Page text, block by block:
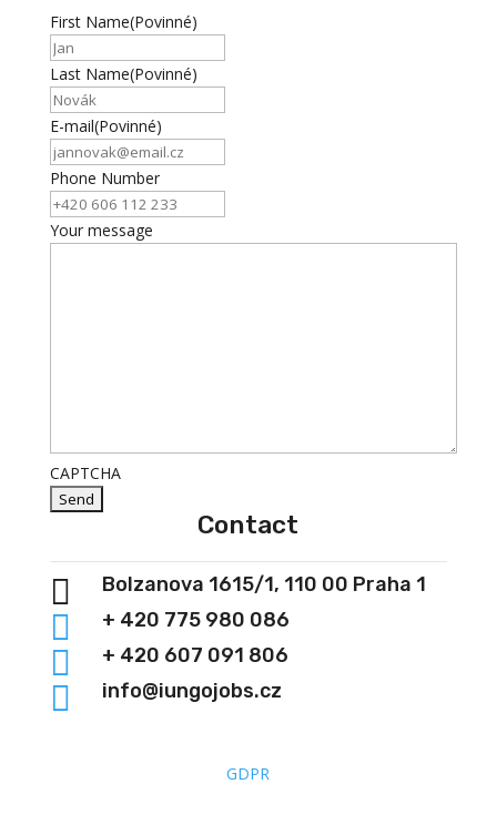
First Name(Povinné)
Last Name(Povinné)
E-mail(Povinné)
Phone Number
Your message
CAPTCHA
Contact
 Bolzanova 1615/1, 110 00 Praha 1
 + 420 775 980 086
 + 420 607 091 806
 info@iungojobs.cz
GDPR